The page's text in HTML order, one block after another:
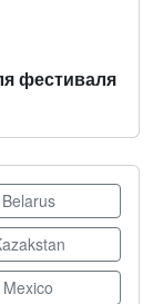
фестиваля
Belarus
Mexico